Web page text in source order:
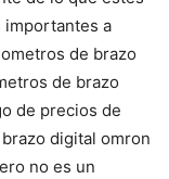
importantes a
de brazo
de brazo
de precios de
digital omron
no es un